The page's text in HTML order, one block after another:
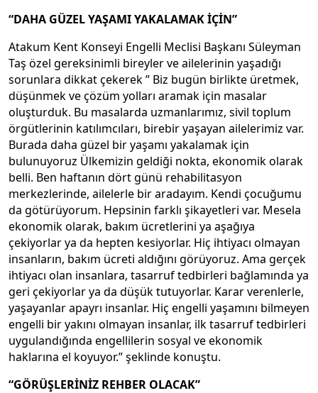
“DAHA GÜZEL YAŞAMI YAKALAMAK İÇİN”
Atakum Kent Konseyi Engelli Meclisi Başkanı Süleyman
Taş özel gereksinimli bireyler ve ailelerinin yaşadığı
sorunlara dikkat çekerek ” Biz bugün birlikte üretmek,
düşünmek ve çözüm yolları aramak için masalar
oluşturduk. Bu masalarda uzmanlarımız, sivil toplum
örgütlerinin katılımcıları, birebir yaşayan ailelerimiz var.
Burada daha güzel bir yaşamı yakalamak için
bulunuyoruz Ülkemizin geldiği nokta, ekonomik olarak
belli. Ben haftanın dört günü rehabilitasyon
merkezlerinde, ailelerle bir aradayım. Kendi çocuğumu
da götürüyorum. Hepsinin farklı şikayetleri var. Mesela
ekonomik olarak, bakım ücretlerini ya aşağıya
çekiyorlar ya da hepten kesiyorlar. Hiç ihtiyacı olmayan
insanların, bakım ücreti aldığını görüyoruz. Ama gerçek
ihtiyacı olan insanlara, tasarruf tedbirleri bağlamında ya
geri çekiyorlar ya da düşük tutuyorlar. Karar verenlerle,
yaşayanlar apayrı insanlar. Hiç engelli yaşamını bilmeyen
engelli bir yakını olmayan insanlar, ilk tasarruf tedbirleri
uygulandığında engellilerin sosyal ve ekonomik
haklarına el koyuyor.” şeklinde konuştu.
“GÖRÜŞLERİNİZ REHBER OLACAK”